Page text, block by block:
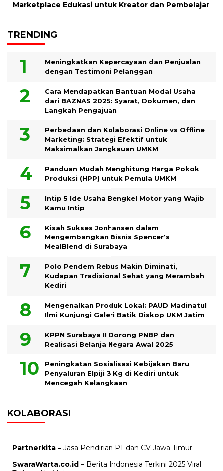
Marketplace Edukasi untuk Kreator dan Pembelajar
TRENDING
Meningkatkan Kepercayaan dan Penjualan
dengan Testimoni Pelanggan
Cara Mendapatkan Bantuan Modal Usaha
dari BAZNAS 2025: Syarat, Dokumen, dan
Langkah Pengajuan
Perbedaan dan Kolaborasi Online vs Offline
Marketing: Strategi Efektif untuk
Maksimalkan Jangkauan UMKM
Panduan Mudah Menghitung Harga Pokok
Produksi (HPP) untuk Pemula UMKM
Intip 5 Ide Usaha Bengkel Motor yang Wajib
Kamu Intip
Kisah Sukses Jonhansen dalam
Mengembangkan Bisnis Spencer’s
MealBlend di Surabaya
Polo Pendem Rebus Makin Diminati,
Kudapan Tradisional Sehat yang Merambah
Kediri
Mengenalkan Produk Lokal: PAUD Madinatul
Ilmi Kunjungi Galeri Batik Diskop UKM Jatim
KPPN Surabaya II Dorong PNBP dan
Realisasi Belanja Negara Awal 2025
Peningkatan Sosialisasi Kebijakan Baru
Penyaluran Elpiji 3 Kg di Kediri untuk
Mencegah Kelangkaan
KOLABORASI
Partnerkita – Jasa Pendirian PT dan CV Jawa Timur
SwaraWarta.co.id – Berita Indonesia Terkini 2025 Viral